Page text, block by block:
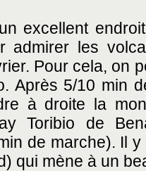
excellent
admirer les
Pour cela, on
Après 5/10 min
à droite la
Toribio de
de marche). Il
qui mène à un